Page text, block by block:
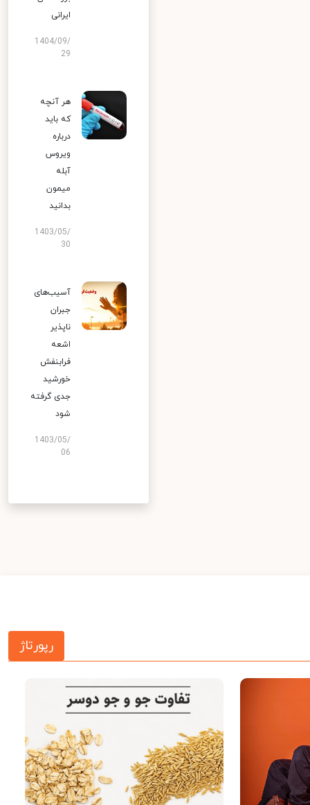
ایرانی
1404/09/
29
هر آنچه
که باید
درباره
ویروس
آبله
میمون
بدانید
1403/05/
30
آسیب‌های
جبران
ناپذیر
اشعه
فرابنفش
خورشید
جدی گرفته
شود
1403/05/
06
رپورتاژ